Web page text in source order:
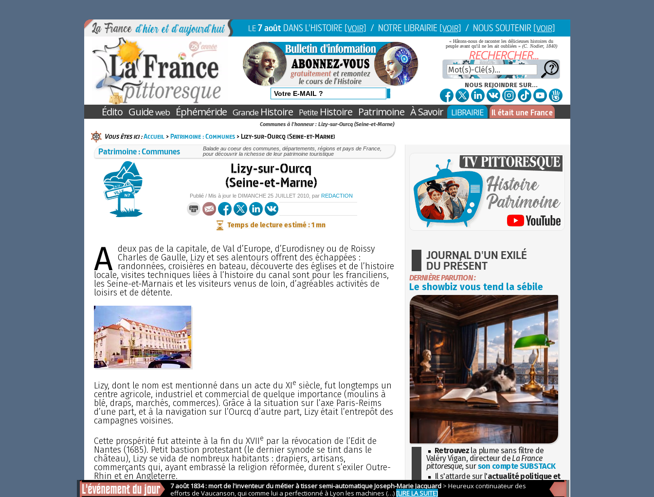
LE7 août DANS L'HISTOIRE [VOIR] / NOTRE LIBRAIRIE [VOIR] / NOUS SOUTENIR [VOIR]
« Hâtons-nous de raconter les délicieuses histoires du
peuple avant qu'il ne les ait oubliées » (C. Nodier, 1840)
NOUS REJOINDRE SUR...
Édito Guideweb Éphéméride GrandeHistoire PetiteHistoire Patrimoine À Savoir LIBRAIRIE Il était une France
Communes à l'honneur : Lizy-sur-Ourcq (Seine-et-Marne)
Vous êtes ici :Accueil>Patrimoine : Communes> Lizy-sur-Ourcq (Seine-et-Marne)
Patrimoine : Communes
Balade au coeur des communes, départements, régions et pays de France,
pour découvrir la richesse de leur patrimoine touristique
Lizy-sur-Ourcq
(Seine-et-Marne)
Publié / Mis à jour le DIMANCHE 25 JUILLET 2010, par REDACTION
Temps de lecture estimé : 1 mn
A deux pas de la capitale, de Val d’Europe, d’Eurodisney ou de Roissy
Charles de Gaulle, Lizy et ses alentours offrent des échappées :
randonnées, croisières en bateau, découverte des églises et de l’histoire
locale, visites techniques liées à l’histoire du canal sont pour les franciliens,
les Seine-et-Marnais et les visiteurs venus de loin, d’agréables activités de
loisirs et de détente.
Lizy, dont le nom est mentionné dans un acte du XIe siècle, fut longtemps un
centre agricole, industriel et commercial de quelque importance (moulins à
blé, draps, marchés, commerces). Grâce à la situation sur l’axe Paris-Reims
d’une part, et à la navigation sur l’Ourcq d’autre part, Lizy était l’entrepôt des
campagnes voisines.
Cette prospérité fut atteinte à la fin du XVIIe par la révocation de l’Edit de
Nantes (1685). Petit bastion protestant (le dernier synode se tint dans le
château), Lizy se vida de nombreux habitants : drapiers, artisans,
commerçants qui, ayant embrassé la religion réformée, durent s’exiler Outre-
Rhin et en Angleterre.
JOURNAL D'UN EXILÉ
DU PRÉSENT
DERNIÈRE PARUTION :
Le showbiz vous tend la sébile
Retrouvez la plume sans filtre de
Valéry Vigan, directeur de La France
pittoresque, surson compte SUBSTACK
Il s'attarde sur l'actualité politique et
sociétaleavec la hauteur de vue de
l'Histoire